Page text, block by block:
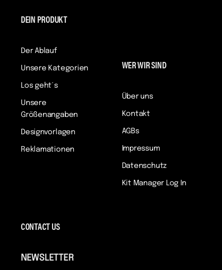
DEIN PRODUKT
Der Ablauf
Unsere Kategorien
Los geht´s
Unsere
Größenangaben
Designvorlagen
Reklamationen
WER WIR SIND
Über uns
Kontakt
AGBs
Impressum
Datenschutz
Kit Manager Log In
CONTACT US
NEWSLETTER